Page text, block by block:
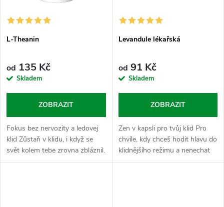
L-Theanin
od 135 Kč
Skladem
ZOBRAZIT
Fokus bez nervozity a ledovej
klid Zůstaň v klidu, i když se
svět kolem tebe zrovna zbláznil.
L-Theanin je tvůj nástroj pro
Levandule lékařská
od 91 Kč
Skladem
ZOBRAZIT
Zen v kapsli pro tvůj klid Pro
chvíle, kdy chceš hodit hlavu do
klidnějšího režimu a nenechat
se vytočit každou blbostí.